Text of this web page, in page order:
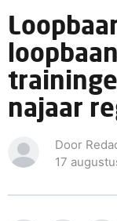
najaar
Door
17